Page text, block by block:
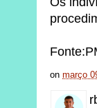
onmarço